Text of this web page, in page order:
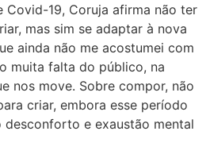
Covid-19, Coruja afirma não ter
mas sim se adaptar à nova
ainda não me acostumei com
muita falta do público, na
nos move. Sobre compor, não
criar, embora esse período
e exaustão mental